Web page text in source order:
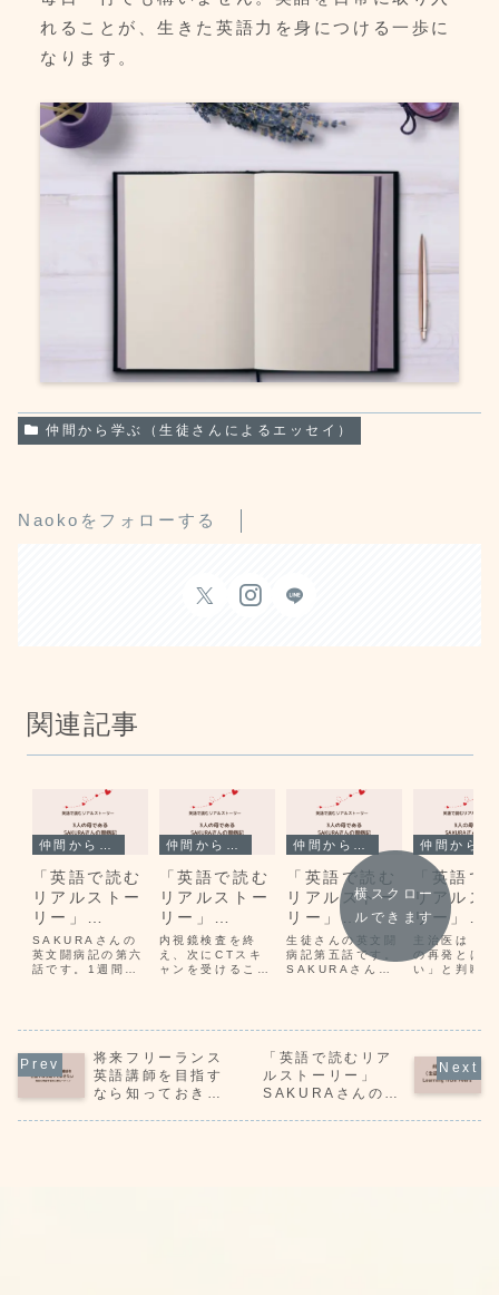
れることが、生きた英語力を身につける一歩に
なります。
仲間から学ぶ（生徒さんによるエッセイ）
Naokoをフォローする
関連記事
「英語で読む
リアルストー
リー」
SAKURAさ
んの闘病記第
六話解説編
SAKURAさんの
英文闘病記の第六
話です。1週間の
から受けた説明に
ついてまとめてく
ださいました。専
門用語が多く出て
「英語で読む
リアルストー
リー」
SAKURAさ
んの闘病記第
三話英文編
内視鏡検査を終
え、次にCTスキ
ャンを受けること
は、胃や十二指腸
に明らかな異常は
見つかりませんで
した。それでも、
「英語で読む
リアルストー
リー」
SAKURAさ
んの闘病記第
五話英文編
生徒さんの英文闘
病記第五話です。
SAKURAさんに
話をされたときの
様子についてのお
話です。年齢も性
格も違うお子さん
「英語で
リアルス
リー」
SAKURA
んの闘病
七話英文
主治医は「
の再発とは
い」と判断
瘍を観察し
採取する超
視鏡検査（
検査でした
横スクロー
ルできます
将来フリーランス
英語講師を目指す
なら知っておきた
「英語で読むリア
ルストーリー」
SAKURAさんの自